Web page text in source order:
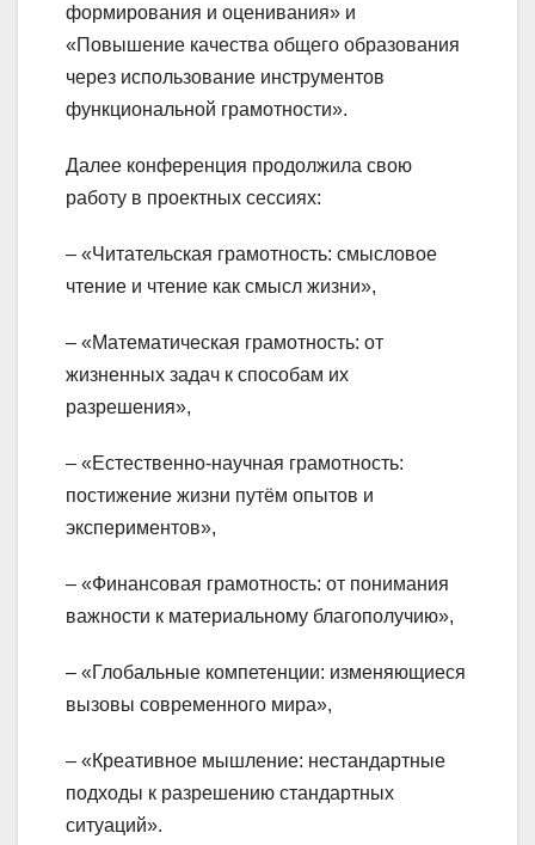
формирования и оценивания» и
«Повышение качества общего образования
через использование инструментов
функциональной грамотности».
Далее конференция продолжила свою
работу в проектных сессиях:
– «Читательская грамотность: смысловое
чтение и чтение как смысл жизни»,
– «Математическая грамотность: от
жизненных задач к способам их
разрешения»,
– «Естественно-научная грамотность:
постижение жизни путём опытов и
экспериментов»,
– «Финансовая грамотность: от понимания
важности к материальному благополучию»,
– «Глобальные компетенции: изменяющиеся
вызовы современного мира»,
– «Креативное мышление: нестандартные
подходы к разрешению стандартных
ситуаций».